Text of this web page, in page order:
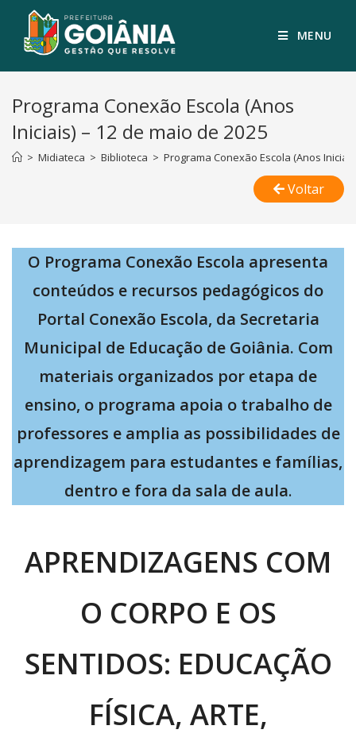
MENU
Programa Conexão Escola (Anos
Iniciais) – 12 de maio de 2025
> Midiateca > Biblioteca > Programa Conexão Escola (Anos
Voltar
O Programa Conexão Escola apresenta
conteúdos e recursos pedagógicos do
Portal Conexão Escola, da Secretaria
Municipal de Educação de Goiânia. Com
materiais organizados por etapa de
ensino, o programa apoia o trabalho de
professores e amplia as possibilidades de
aprendizagem para estudantes e famílias,
dentro e fora da sala de aula.
APRENDIZAGENS COM
O CORPO E OS
SENTIDOS: EDUCAÇÃO
FÍSICA, ARTE,